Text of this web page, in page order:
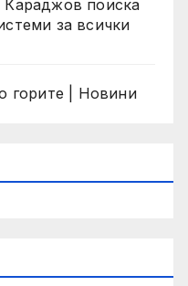
Караджов поиска
за всички
горите | Новини